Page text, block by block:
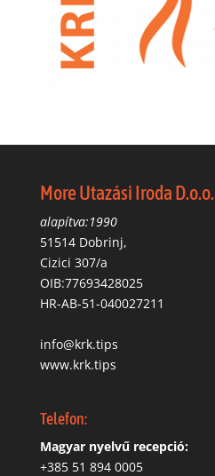
More Utazási Iroda D.o.o.
alapítva:1990
51514 Dobrinj,
Cizici 307/a
OIB:77693428025
HR-AB-51-040027211
info@krk.tips
www.krk.tips
Telefon:
Magyar nyelvű recepció:
‭+385 51 894 0005